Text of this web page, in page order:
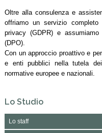
Oltre alla consulenza e
offriamo un servizio completo
privacy (GDPR) e
(DPO).
Con un approccio proattivo e
e enti pubblici nella tutela
normative europee e nazionali.
Lo Studio
Lo staff